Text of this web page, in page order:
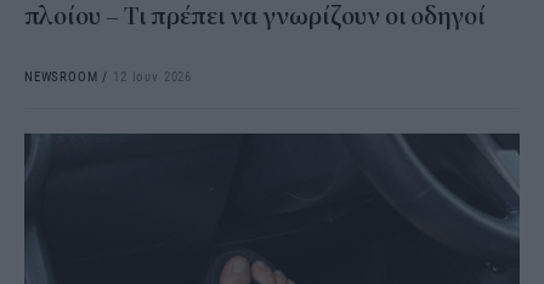
πλοίου – Τι πρέπει να γνωρίζουν οι οδηγοί
NEWSROOM / 12 Ιουν 2026